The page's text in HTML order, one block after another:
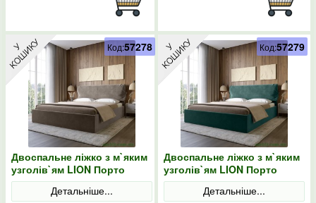
Двоспальне ліжко з м`яким
узголів`ям LION Порто
Парадіз 12 160х200
Детальніше...
Код:57278
Двоспальне ліжко з м`яким
узголів`ям LION Порто
Парадіз 38 160х200
Детальніше...
Код:57279